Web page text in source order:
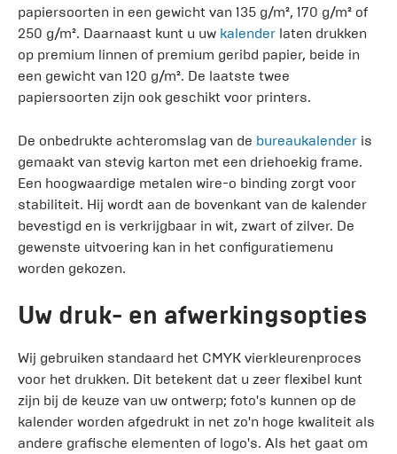
papiersoorten in een gewicht van 135 g/m², 170 g/m² of
250 g/m². Daarnaast kunt u uw kalender laten drukken
op premium linnen of premium geribd papier, beide in
een gewicht van 120 g/m². De laatste twee
papiersoorten zijn ook geschikt voor printers.
De onbedrukte achteromslag van de bureaukalender is
gemaakt van stevig karton met een driehoekig frame.
Een hoogwaardige metalen wire-o binding zorgt voor
stabiliteit. Hij wordt aan de bovenkant van de kalender
bevestigd en is verkrijgbaar in wit, zwart of zilver. De
gewenste uitvoering kan in het configuratiemenu
worden gekozen.
Uw druk- en afwerkingsopties
Wij gebruiken standaard het CMYK vierkleurenproces
voor het drukken. Dit betekent dat u zeer flexibel kunt
zijn bij de keuze van uw ontwerp; foto's kunnen op de
kalender worden afgedrukt in net zo'n hoge kwaliteit als
andere grafische elementen of logo's. Als het gaat om